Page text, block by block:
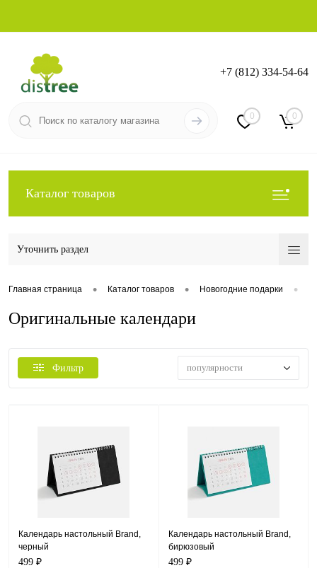
Вход Регистрация
+7 (812) 334-54-64
0 0
Каталог товаров
Уточнить раздел
Главная страница • Каталог товаров • Новогодние подарки •
Оригинальные календари
Фильтр популярности
Календарь настольный Brand,
черный
499 ₽
Календарь настольный Brand,
бирюзовый
499 ₽